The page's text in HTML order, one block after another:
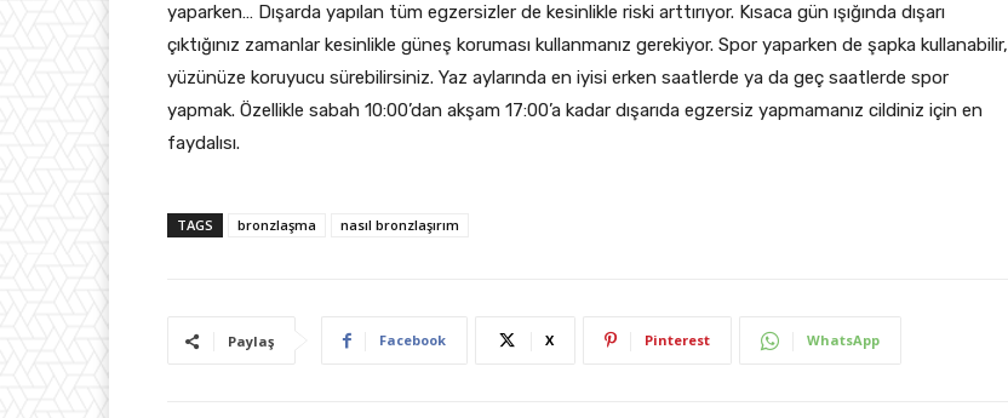
yaparken… Dışarda yapılan tüm egzersizler de kesinlikle riski arttırıyor. Kısaca gün ışığında dışarı
çıktığınız zamanlar kesinlikle güneş koruması kullanmanız gerekiyor. Spor yaparken de şapka kullanabilir,
yüzünüze koruyucu sürebilirsiniz. Yaz aylarında en iyisi erken saatlerde ya da geç saatlerde spor
yapmak. Özellikle sabah 10:00’dan akşam 17:00’a kadar dışarıda egzersiz yapmamanız cildiniz için en
faydalısı.
TAGS bronzlaşma nasıl bronzlaşırım
Paylaş Facebook X Pinterest WhatsApp